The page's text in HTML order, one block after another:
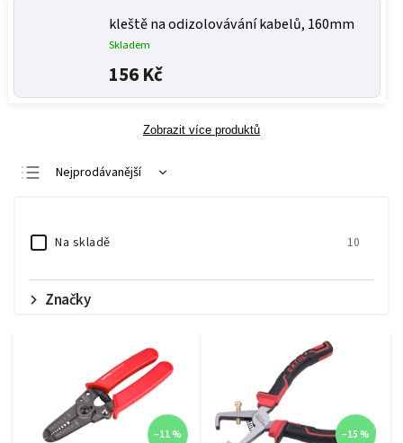
kleště na odizolovávání kabelů, 160mm
Skladem
156 Kč
Zobrazit více produktů
Nejprodávanější
Na skladě 10
Značky
–11 % –15 %